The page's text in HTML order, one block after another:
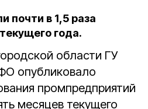
почти в 1,5 раза
года.
области ГУ
опубликовало
промпредприятий
месяцев текущего